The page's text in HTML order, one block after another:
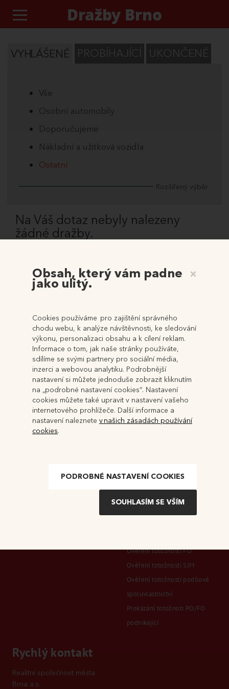
Dražby Brno
VYHLÁŠENÉ PROBÍHAJÍCÍ UKONČENÉ
Vše
Osobní automobily
Doporučujeme
Nákladní a užitková vozidla
Ostatní
Rozšířený výběr
Na Váš dotaz nebyly nalezeny
žádné dražby.
Jak se registrovat na portále našich dražeb a přihlásit se k
VÍCE INFORMACÍ ZDE
Aktuální
informace
Technické
Odkazy
Ověření totožnosti FO
Ověření totožnosti SJM
Ověření totožnosti podílové
spoluvlastnictví
Prokázání totožnoti PO/FO
podnikající
Rychlý kontakt
Realitní společnost města
Brna a.s.
×
Obsah, který vám padne
jako ulitý.
Cookies používáme pro zajištění správného
chodu webu, k analýze návštěvnosti, ke sledování
výkonu, personalizaci obsahu a k cílení reklam.
Informace o tom, jak naše stránky používáte,
sdílíme se svými partnery pro sociální média,
inzerci a webovou analytiku. Podrobnější
nastavení si můžete jednoduše zobrazit kliknutím
na „podrobné nastavení cookies“. Nastavení
cookies můžete také upravit v nastavení vašeho
internetového prohlížeče. Další informace a
nastavení naleznete v našich zásadách používání
cookies.
PODROBNÉ NASTAVENÍ COOKIES